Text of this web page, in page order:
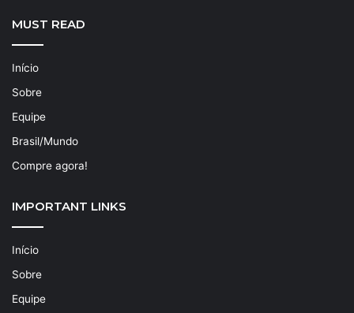
MUST READ
Início
Sobre
Equipe
Brasil/Mundo
Compre agora!
IMPORTANT LINKS
Início
Sobre
Equipe